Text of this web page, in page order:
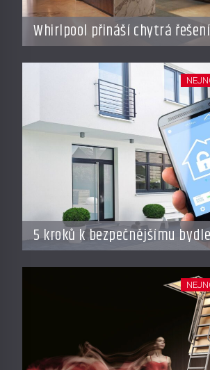
Whirlpool přináší chytrá
styl vaření
5 kroků k bezpečnějšímu
dovolené